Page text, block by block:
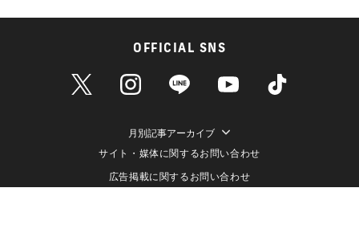
OFFICIAL SNS
月別記事アーカイブ
サイト・媒体に関するお問い合わせ
広告掲載に関するお問い合わせ